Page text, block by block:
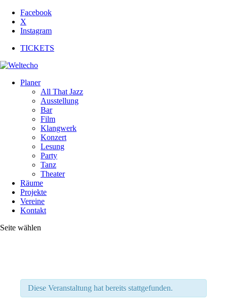
Facebook
X
Instagram
TICKETS
Planer
All That Jazz
Ausstellung
Bar
Film
Klangwerk
Konzert
Lesung
Party
Tanz
Theater
Räume
Projekte
Vereine
Kontakt
Seite wählen
Diese Veranstaltung hat bereits stattgefunden.